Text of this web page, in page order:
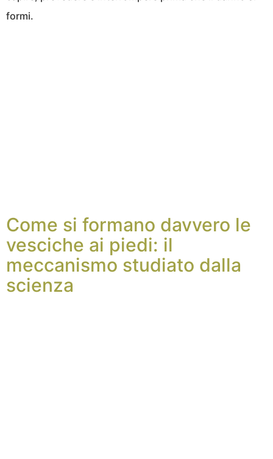
formi.
Come si formano davvero le
vesciche ai piedi: il
meccanismo studiato dalla
scienza